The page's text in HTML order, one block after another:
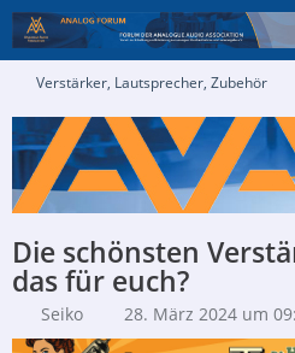
Verstärker, Lautsprecher, Zubehör
Die schönsten
das für euch?
Seiko 28. März 2024 um